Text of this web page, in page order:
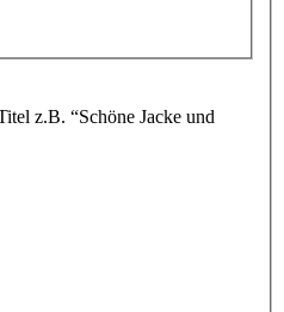
z.B. “Schöne Jacke und